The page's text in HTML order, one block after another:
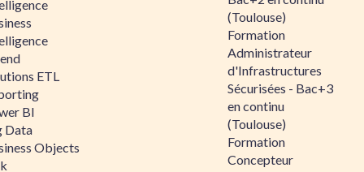
ETL
BI
Data
Objects
(Toulouse)
Formation
Administrateur
d'Infrastructures
Sécurisées - Bac+3
en continu
(Toulouse)
Formation
Concepteur